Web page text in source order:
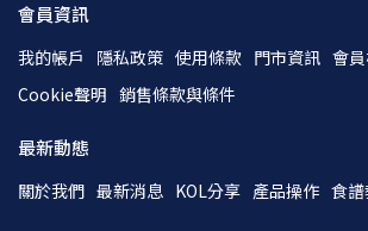
會員資訊
我的帳戶 隱私政策 使用條款 門市資訊 會
Cookie聲明 銷售條款與條件
最新動態
關於我們 最新消息 KOL分享 產品操作 食